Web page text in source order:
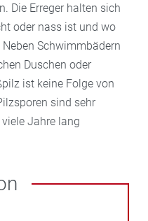
Die Erreger halten sich
oder nass ist und wo
Schwimmbädern
Duschen oder
ist keine Folge von
sind sehr
Jahre lang